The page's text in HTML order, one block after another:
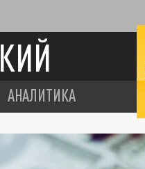
АНАЛИТИКА